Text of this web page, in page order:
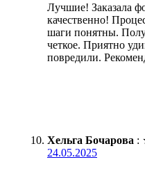
Лучшие! Заказала
качественно!
шаги понятны.
четкое. Приятно
повредили.
Хельга Бочарова :
24.05.2025